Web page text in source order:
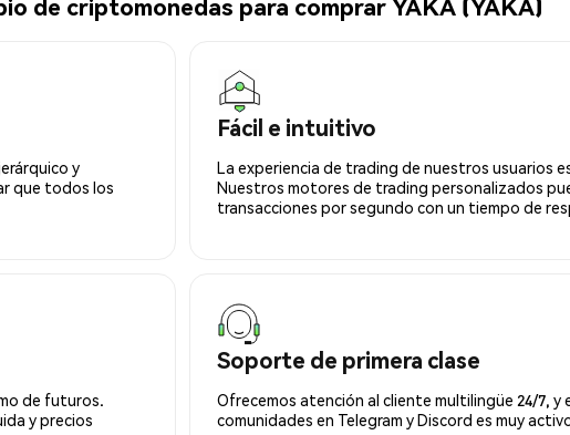
de criptomonedas para comprar YAKA (YAKA)
y
que todos los
Fácil e intuitivo
La experiencia de trading de nuestros usuarios
Nuestros motores de trading personalizados
transacciones por segundo con un tiempo de
de futuros.
y precios
Soporte de primera clase
Ofrecemos atención al cliente multilingüe 24/7,
comunidades en Telegram y Discord es muy